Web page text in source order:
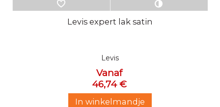
Levis expert lak satin
Levis
Vanaf
46,74 €
In winkelmandje